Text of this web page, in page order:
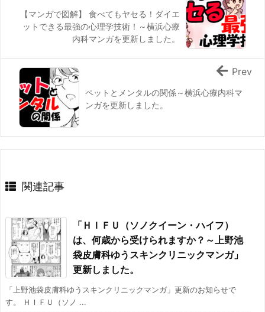
【マンガで図解】 食べてもヤセる！ダイエ
ットできる最強の心理学技術！～横浜心療
内科マンガを更新しました。
ペットとメンタルの関係～横浜心療内科マ
ンガを更新しました。
Prev
関連記事
「ＨＩＦＵ（ソノクイーン・ハイフ）
は、何歳から受けられますか？～上野池
袋皮膚科ゆうスキンクリニックマンガ」
更新しました。
「上野池袋皮膚科ゆうスキンクリニックマンガ」更新のお知らせで
す。 ＨＩＦＵ（ソノ ...